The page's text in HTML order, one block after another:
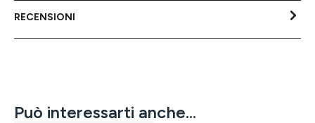
RECENSIONI
Può interessarti anche...